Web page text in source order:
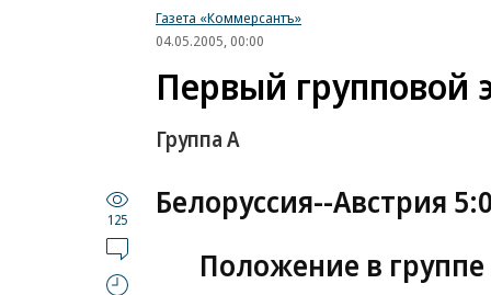
Газета «Коммерсантъ»
04.05.2005, 00:00
Первый групповой
Группа A
125
Белоруссия--Австрия
Положение в группе